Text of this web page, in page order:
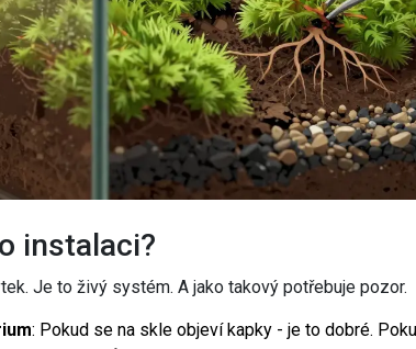
instalaci?
Je to živý systém. A jako takový potřebuje pozor.
: Pokud se na skle objeví kapky - je to dobré.